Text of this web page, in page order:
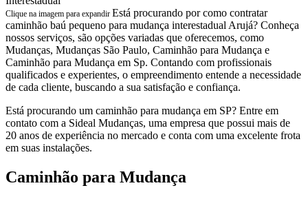
Clique na imagem para expandir Está procurando por como contratar
caminhão baú pequeno para mudança interestadual Arujá? Conheça
nossos serviços, são opções variadas que oferecemos, como
Mudanças, Mudanças São Paulo, Caminhão para Mudança e
Caminhão para Mudança em Sp. Contando com profissionais
qualificados e experientes, o empreendimento entende a necessidade
de cada cliente, buscando a sua satisfação e confiança.
Está procurando um caminhão para mudança em SP? Entre em
contato com a Sideal Mudanças, uma empresa que possui mais de
20 anos de experiência no mercado e conta com uma excelente frota
em suas instalações.
Caminhão para Mudança